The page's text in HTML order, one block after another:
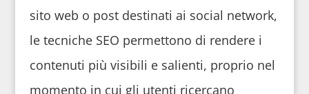
sito web o post destinati ai social network,
le tecniche SEO permettono di rendere i
contenuti più visibili e salienti, proprio nel
momento in cui gli utenti ricercano